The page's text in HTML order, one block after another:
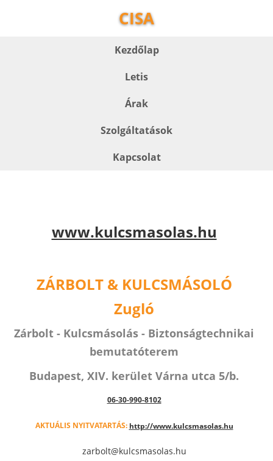
CISA
Kezdőlap
Letis
Árak
Szolgáltatások
Kapcsolat
www.kulcsmasolas.hu
ZÁRBOLT & KULCSMÁSOLÓ
Zugló
Zárbolt - Kulcsmásolás - Biztonságtechnikai
bemutatóterem
Budapest, XIV. kerület Várna utca 5/b.
06-30-990-8102
AKTUÁLIS NYITVATARTÁS: http://www.kulcsmasolas.hu
zarbolt@kulcsmasolas.hu